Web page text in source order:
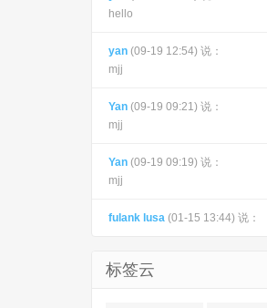
hello
yan (09-19 12:54) 说：
mjj
Yan (09-19 09:21) 说：
mjj
Yan (09-19 09:19) 说：
mjj
fulank lusa (01-15 13:44) 说：
标签云